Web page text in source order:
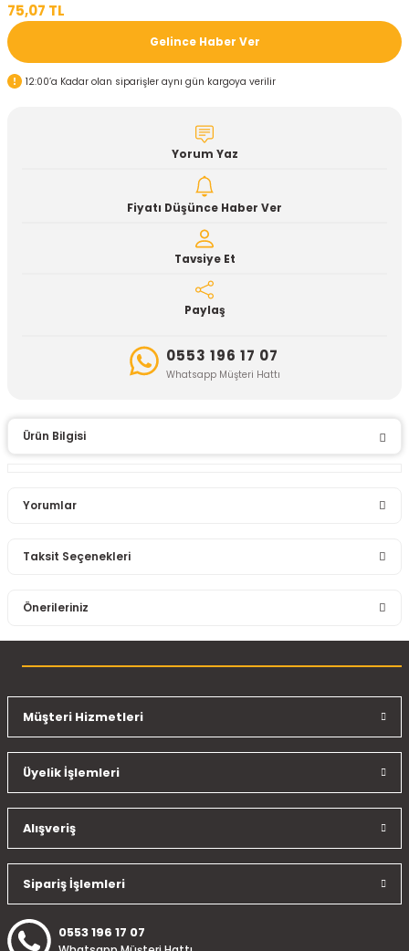
75,07 TL
Gelince Haber Ver
12:00’a Kadar olan siparişler aynı gün kargoya verilir
Yorum Yaz
Fiyatı Düşünce Haber Ver
Tavsiye Et
Paylaş
0553 196 17 07
Whatsapp Müşteri Hattı
Ürün Bilgisi
Yorumlar
Taksit Seçenekleri
Önerileriniz
konularda yetersiz gördüğünüz noktaları öneri formunu
Ürün resmi kalitesiz, bozuk veya görüntülenemiyor.
Ürün açıklamasında eksik bilgiler bulunuyor.
Ürün fiyatı diğer sitelerden daha pahalı.
Bu ürüne benzer farklı alternatifler olmalı.
Müşteri Hizmetleri
Üyelik İşlemleri
Alışveriş
Sipariş İşlemleri
0553 196 17 07